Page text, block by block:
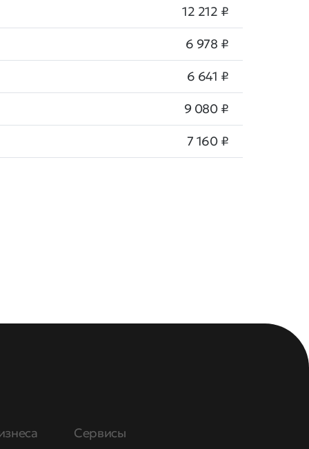
12 212 ₽
6 978 ₽
6 641 ₽
9 080 ₽
7 160 ₽
Сервисы